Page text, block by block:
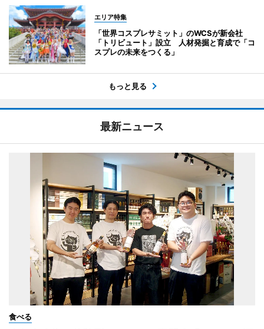
エリア特集
「世界コスプレサミット」のWCSが新会社
「トリビュート」設立 人材発掘と育成で「コ
スプレの未来をつくる」
もっと見る
最新ニュース
食べる